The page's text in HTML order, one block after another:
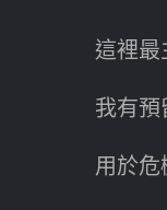
這裡最
我有預
用於危